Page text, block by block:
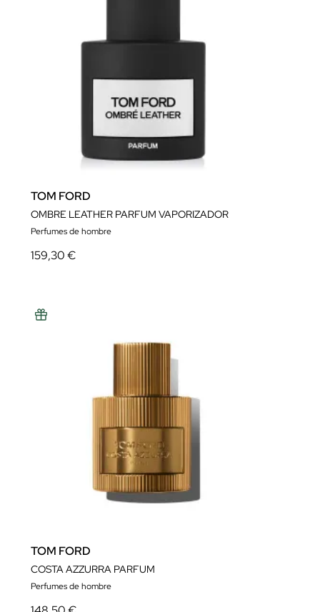
TOM FORD
OMBRE LEATHER PARFUM VAPORIZADOR
Perfumes de hombre
159,30 €
TOM FORD
COSTA AZZURRA PARFUM
Perfumes de hombre